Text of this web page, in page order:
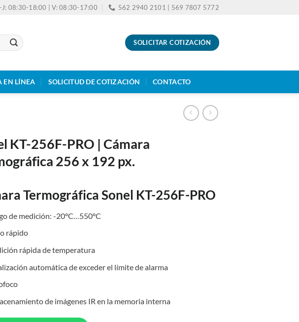
J: 08:30-18:00 | V: 08:30-17:00 562 2940 2101 | 569 7807 5772
SOLICITAR COTIZACIÓN
EN LÍNEA SOLICITUD DE COTIZACIÓN CONTACTO
KT-256F-PRO | Cámara
256 x 192 px.
Termográfica Sonel KT-256F-PRO
de medición: -20°C…550°C
rápido
rápida de temperatura
automática de exceder el límite de alarma
de imágenes IR en la memoria interna